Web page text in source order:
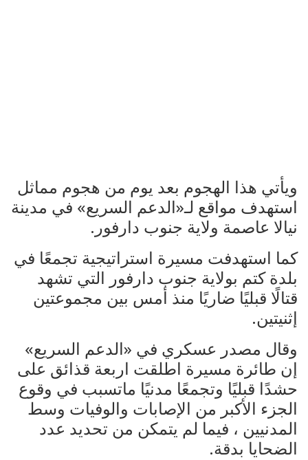
ويأتي هذا الهجوم بعد يوم من هجوم مماثل
استهدف مواقع لـ«الدعم السريع» في مدينة
نيالا عاصمة ولاية جنوب دارفور.
كما استهدفت مسيرة استراتيجية تجمعًا في
بلدة كتم بولاية جنوب دارفور التي تشهد
قتالًا قبليًا ضاريًا منذ أمس بين مجموعتين
إثنيتين.
وقال مصدر عسكري في «الدعم السريع»
إن طائرة مسيرة اطلقت اربعة قذائق على
حشدًا قبليًا وتجمعًا مدنيًا ماتسبب في وقوع
الجزء الأكبر من الإصابات والوفيات وسط
المدنيين ، فيما لم يتمكن من تحديد عدد
الضحايا بدقة.